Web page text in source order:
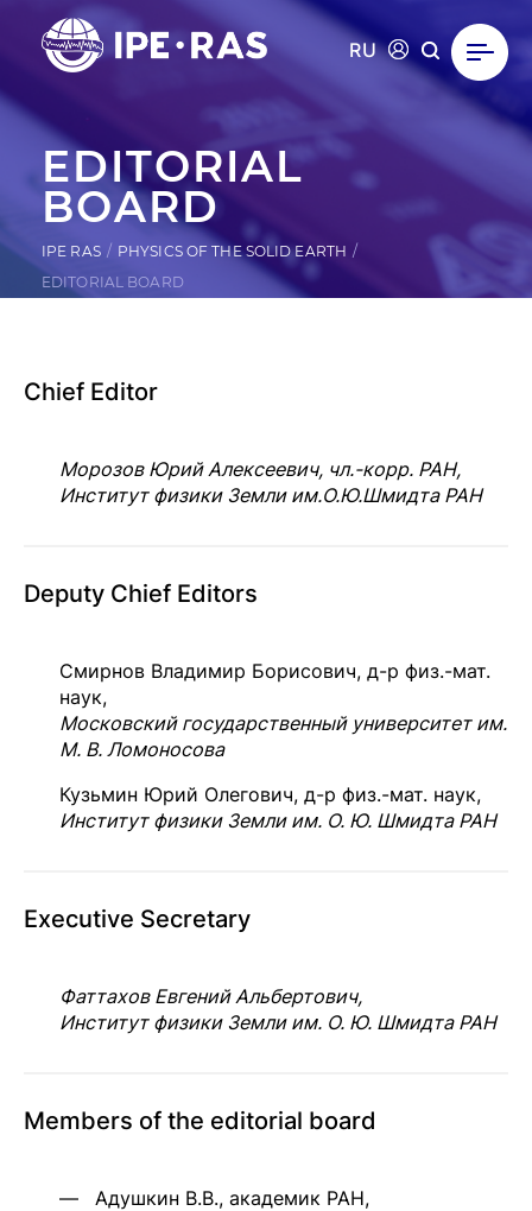
RU
EDITORIAL
BOARD
IPE RAS
PHYSICS OF THE SOLID EARTH
EDITORIAL BOARD
Chief Editor
Морозов Юрий Алексеевич, чл.-корр. РАН,
Институт физики Земли им.О.Ю.Шмидта РАН
Deputy Chief Editors
Смирнов Владимир Борисович, д-р физ.-мат.
наук,
Московский государственный университет им.
М. В. Ломоносова
Кузьмин Юрий Олегович, д-р физ.-мат. наук,
Институт физики Земли им. О. Ю. Шмидта РАН
Executive Secretary
Фаттахов Евгений Альбертович,
Институт физики Земли им. О. Ю. Шмидта РАН
Members of the editorial board
Адушкин В.В., академик РАН,